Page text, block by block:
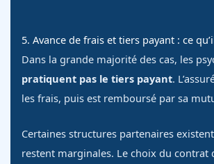
5. Avance de frais et tiers payant : ce
Dans la grande majorité des cas, les
pratiquent pas le tiers payant.
les frais, puis est remboursé par sa
Certaines structures partenaires
restent marginales. Le choix du contrat